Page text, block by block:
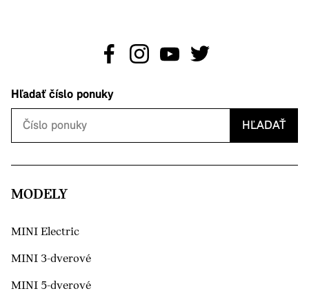
Hľadať číslo ponuky
HĽADAŤ
MODELY
MINI Electric
MINI 3-dverové
MINI 5-dverové